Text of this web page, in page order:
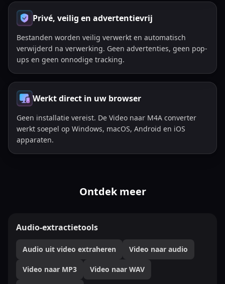
Privé, veilig en advertentievrij
Bestanden worden veilig verwerkt en automatisch
verwijderd na verwerking. Geen advertenties, geen pop-
ups en geen onnodige tracking.
Werkt direct in uw browser
Geen installatie vereist. De Video naar M4A converter
werkt soepel op Windows, macOS, Android en iOS
apparaten.
Ontdek meer
Audio-extractietools
Audio uit video extraheren Video naar audio
Video naar MP3 Video naar WAV